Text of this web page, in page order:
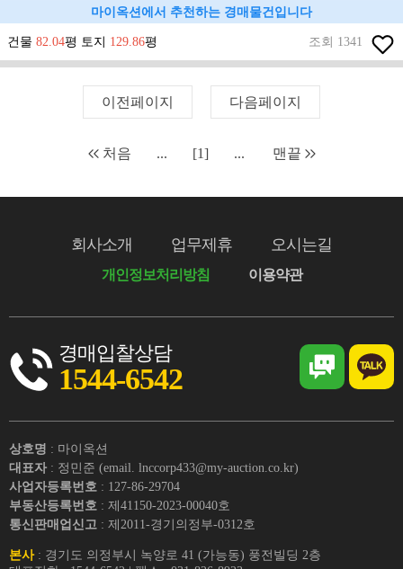
마이옥션에서 추천하는 경매물건입니다
건물 82.04평 토지 129.86평 조회 1341
이전페이지 다음페이지
처음 ... [1] ... 맨끝
회사소개 업무제휴 오시는길
개인정보처리방침 이용약관
경매입찰상담
1544-6542
상호명 : 마이옥션
대표자 : 정민준 (email. lnccorp433@my-auction.co.kr)
사업자등록번호 : 127-86-29704
부동산등록번호 : 제41150-2023-00040호
통신판매업신고 : 제2011-경기의정부-0312호
본사: 경기도 의정부시 녹양로 41 (가능동) 풍전빌딩 2층